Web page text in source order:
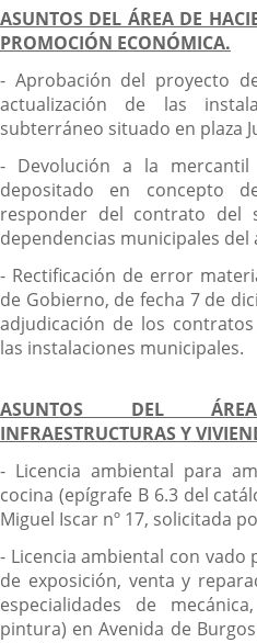
ASUNTOS DEL ÁREA DE
PROMOCIÓN ECONÓMICA.
- Aprobación del proyecto
actualización de las
subterráneo situado en plaza
- Devolución a la mercantil
depositado en concepto
responder del contrato del
dependencias municipales del
- Rectificación de error
de Gobierno, de fecha 7 de
adjudicación de los
las instalaciones municipales.
ASUNTOS DEL
INFRAESTRUCTURAS Y
- Licencia ambiental para
cocina (epígrafe B 6.3 del
Miguel Iscar nº 17, solicitada
- Licencia ambiental con vado
de exposición, venta y
especialidades de
pintura) en Avenida de